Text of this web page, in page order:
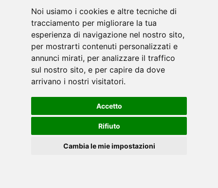
Noi usiamo i cookies e altre tecniche di
tracciamento per migliorare la tua
esperienza di navigazione nel nostro sito,
per mostrarti contenuti personalizzati e
annunci mirati, per analizzare il traffico
sul nostro sito, e per capire da dove
arrivano i nostri visitatori.
Accetto
Rifiuto
Cambia le mie impostazioni
progettazione e realizzazione di attrezzature
isotoniche, e non solo, caratterizzate da
un’altissima qualità ed accuratezza costruttiva,
nonc [...]
leggi
Con l'invenzione delle macchine per l'allenamento
della forza, Nautilus ha portato il fitness alle